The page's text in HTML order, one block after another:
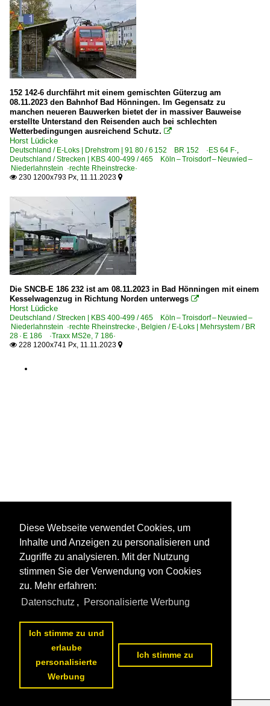
Bayerisches Eisenbahnmuseum e.V. Nördlingen/Ries
Historische Eisenbahn Frankfurt am Main ·HEF·
Personenwagen
Schnellzugwagen m-Wagen UIC-X 53-55, 58, 60, 63
TEE- und Rheingold-Wagen
Personenwagen | Steuerwagen
Doppelstock-Steuerwagen 3. Generation 761, 762
Doppelstock-Steuerwagen 4. Generation 763-767, 785
IC-Steuerwagen 286
Steuerwagen Bauart Wittenberge
RB-, RE-Linien in NRW
RE 8 ·Rhein-Erft-Express·
RB 27 ·Rhein-Erft-Bahn·
Regional- und Fernzüge
IC InterCity-Züge
Lz Lokzüge
Sonstiges
Schadzüge
Stimmungsbilder
~ Sonstiges
Strecken | KBS 400-499
460 Köln – Au – Betzdorf (–Gießen) ·Siegstrecke·
466 Wiesbaden – Kaub – Niederlahnstein ·rechte
Unternehmen (A - K)
AKE Eisenbahntouristik, Gerolstein
152 142-6 durchfährt mit einem gemischten Güterzug am
08.11.2023 den Bahnhof Bad Hönningen. Im Gegensatz zu
manchen neueren Bauwerken bietet der in massiver Bauweise
erstellte Unterstand den Reisenden auch bei schlechten
Wetterbedingungen ausreichend Schutz. 
Horst Lüdicke
Deutschland / E-Loks | Drehstrom | 91 80 / 6 152 BR 152 ·ES 64 F·,
Deutschland / Strecken | KBS 400-499 / 465 Köln – Troisdorf – Neuwied –
Niederlahnstein ·rechte Rheinstrecke·
 230 1200x793 Px, 11.11.2023 
Die SNCB-E 186 232 ist am 08.11.2023 in Bad Hönningen mit einem
Kesselwagenzug in Richtung Norden unterwegs 
Horst Lüdicke
Deutschland / Strecken | KBS 400-499 / 465 Köln – Troisdorf – Neuwied –
Niederlahnstein ·rechte Rheinstrecke·, Belgien / E-Loks | Mehrsystem / BR
28 · E 186 ·Traxx MS2e, 7 186·
 228 1200x741 Px, 11.11.2023 
3 4 5 6 7 8 9 nächste Seite >>
Diese Webseite verwendet Cookies, um
Inhalte und Anzeigen zu personalisieren und
Zugriffe zu analysieren. Mit der Nutzung
stimmen Sie der Verwendung von Cookies
zu. Mehr erfahren:
Datenschutz , Personalisierte Werbung
Ich stimme zu und
erlaube
personalisierte
Werbung
Ich stimme zu